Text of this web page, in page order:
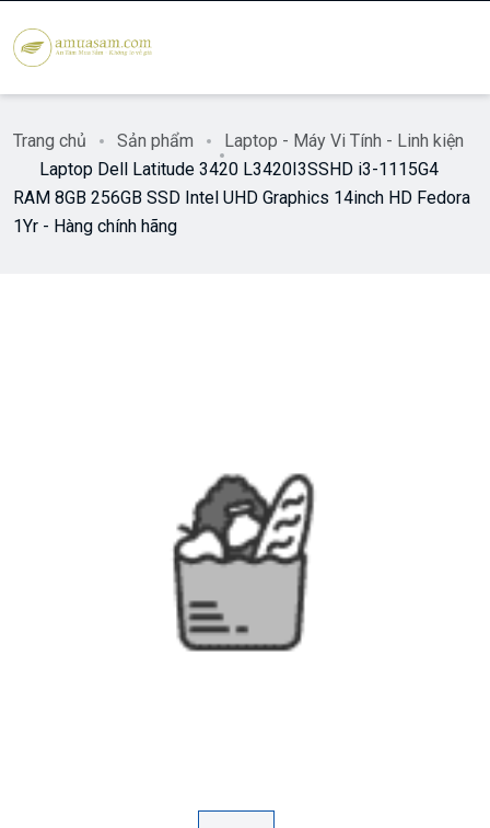
Trang chủ Sản phẩm
Laptop - Máy Vi Tính - Linh kiện
Laptop Dell Latitude 3420 L3420I3SSHD i3-1115G4
RAM 8GB 256GB SSD Intel UHD Graphics 14inch HD Fedora
1Yr - Hàng chính hãng